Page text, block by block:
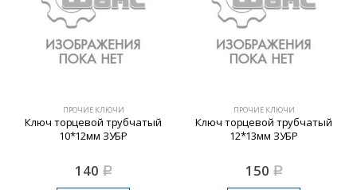
ПРОЧИЕ КЛЮЧИ
Ключ торцевой трубчатый
10*12мм ЗУБР
140 Р
ПРОЧИЕ КЛЮЧИ
Ключ торцевой трубчатый
12*13мм ЗУБР
150 Р